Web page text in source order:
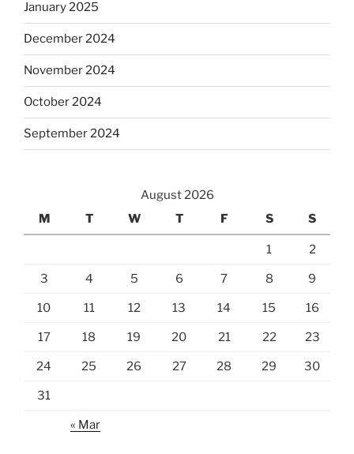
January 2025
December 2024
November 2024
October 2024
September 2024
August 2026
M
T W T F S S
1 2
3 4 5 6 7 8 9
10 11 12 13 14 15 16
17 18 19 20 21 22 23
24 25 26 27 28 29 30
31
« Mar